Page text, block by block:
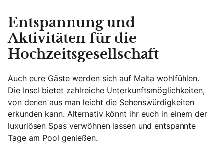
Entspannung und
Aktivitäten für die
Hochzeitsgesellschaft
Auch eure Gäste werden sich auf Malta wohlfühlen.
Die Insel bietet zahlreiche Unterkunftsmöglichkeiten,
von denen aus man leicht die Sehenswürdigkeiten
erkunden kann. Alternativ könnt ihr euch in einem der
luxuriösen Spas verwöhnen lassen und entspannte
Tage am Pool genießen.